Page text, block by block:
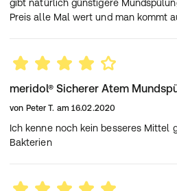
Xylitol
Propylene Glycol
PVP
PEG-40 Hydrogenated
Olaflur
gibt natürlich günstigere
Preis alle Mal wert und man kommt
meridol® Sicherer Atem
von Peter T. am 16.02.2020
Ich kenne noch kein besseres Mittel
Bakterien